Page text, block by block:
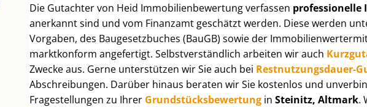
Die Gutachter von Heid Im­mo­bi­li­en­be­wer­tung verfassen professionelle
anerkannt sind und vom Finanzamt geschätzt werden. Diese werden
Vorgaben, des Baugesetzbuches (BauGB) sowie der
marktkonform angefertigt. Selbst­ver­ständ­lich arbeiten wir auch
Zwecke aus. Gerne unterstützen wir Sie auch bei Rest­nut­zungs­dau­er-
Abschreibungen. Darüber hinaus beraten wir Sie kostenlos und
Fragestellungen zu Ihrer Grund­stücks­be­wer­tung inSteinitz, Altmark.